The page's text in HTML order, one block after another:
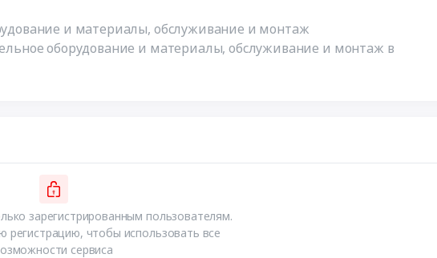
и материалы, обслуживание и монтаж
оборудование и материалы, обслуживание и монтаж в
зарегистрированным пользователям.
регистрацию, чтобы использовать все
сервиса